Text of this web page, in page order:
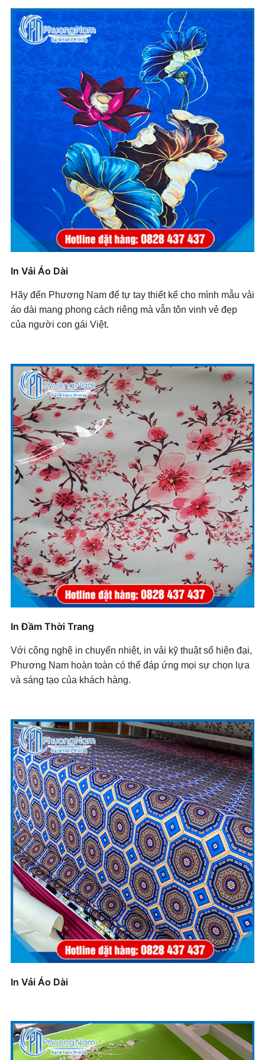
In Vải Áo Dài
Hãy đến Phương Nam để tự tay thiết kế cho mình mẫu vải
áo dài mang phong cách riêng mà vẫn tôn vinh vẻ đẹp
của người con gái Việt.
In Đầm Thời Trang
Với công nghệ in chuyển nhiệt, in vải kỹ thuật số hiện đại,
Phương Nam hoàn toàn có thể đáp ứng mọi sự chọn lựa
và sáng tạo của khách hàng.
In Vải Áo Dài